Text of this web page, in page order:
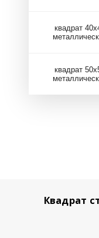
квадрат
квадрат
Квадрат